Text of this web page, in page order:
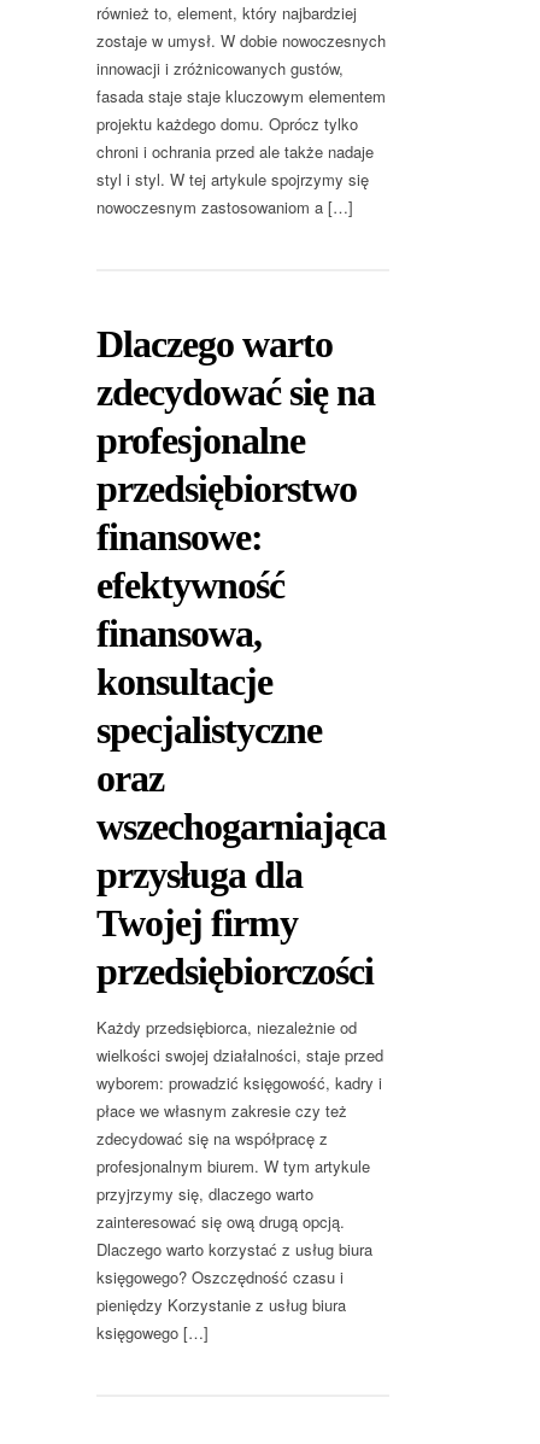
również to, element, który najbardziej
zostaje w umysł. W dobie nowoczesnych
innowacji i zróżnicowanych gustów,
fasada staje staje kluczowym elementem
projektu każdego domu. Oprócz tylko
chroni i ochrania przed ale także nadaje
styl i styl. W tej artykule spojrzymy się
nowoczesnym zastosowaniom a […]
Dlaczego warto
zdecydować się na
profesjonalne
przedsiębiorstwo
finansowe:
efektywność
finansowa,
konsultacje
specjalistyczne
oraz
wszechogarniająca
przysługa dla
Twojej firmy
przedsiębiorczości
Każdy przedsiębiorca, niezależnie od
wielkości swojej działalności, staje przed
wyborem: prowadzić księgowość, kadry i
płace we własnym zakresie czy też
zdecydować się na współpracę z
profesjonalnym biurem. W tym artykule
przyjrzymy się, dlaczego warto
zainteresować się ową drugą opcją.
Dlaczego warto korzystać z usług biura
księgowego? Oszczędność czasu i
pieniędzy Korzystanie z usług biura
księgowego […]